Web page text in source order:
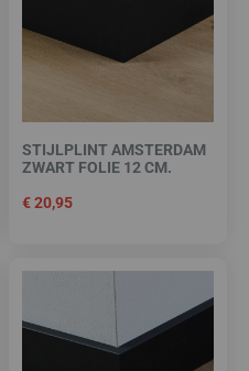
STIJLPLINT AMSTERDAM
ZWART FOLIE 12 CM.
€20,95